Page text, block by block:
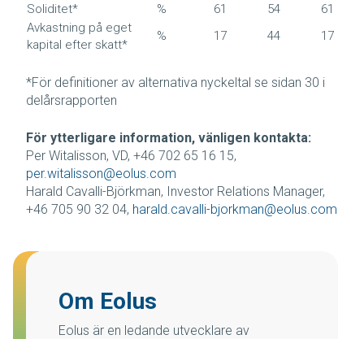
Soliditet* % 61 54
61
Avkastning på eget
kapital efter skatt*
% 17 44 17
*För definitioner av alternativa nyckeltal se sidan 30 i
delårsrapporten
För ytterligare information, vänligen kontakta:
Per Witalisson, VD, +46 702 65 16 15,
per.witalisson@eolus.com
Harald Cavalli-Björkman, Investor Relations Manager,
+46 705 90 32 04, harald.cavalli-bjorkman@eolus.com
Om Eolus
Eolus är en ledande utvecklare av